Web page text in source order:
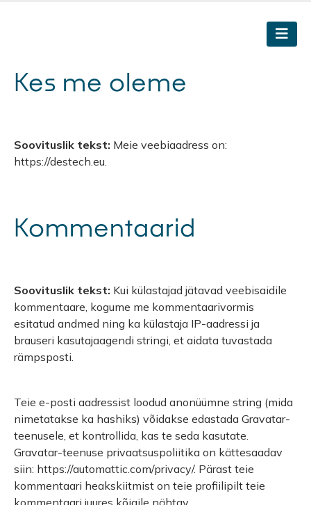
Kes me oleme
Soovituslik tekst: Meie veebiaadress on:
https://destech.eu.
Kommentaarid
Soovituslik tekst: Kui külastajad jätavad veebisaidile
kommentaare, kogume me kommentaarivormis
esitatud andmed ning ka külastaja IP-aadressi ja
brauseri kasutajaagendi stringi, et aidata tuvastada
rämpsposti.
Teie e-posti aadressist loodud anonüümne string (mida
nimetatakse ka hashiks) võidakse edastada Gravatar-
teenusele, et kontrollida, kas te seda kasutate.
Gravatar-teenuse privaatsuspoliitika on kättesaadav
siin: https://automattic.com/privacy/. Pärast teie
kommentaari heakskiitmist on teie profiilipilt teie